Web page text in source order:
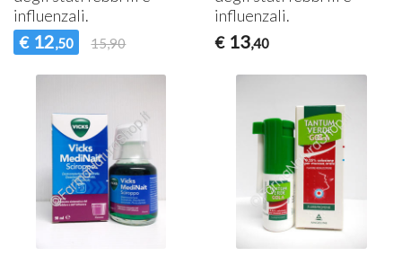
influenzali.
€ 12,50 15,90
influenzali.
€ 13,40